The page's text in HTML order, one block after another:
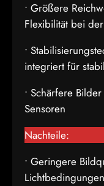
• Größere
Flexibilität bei
•
integriert für
• Schärfere
Sensoren
Nachteile:
• Geringere